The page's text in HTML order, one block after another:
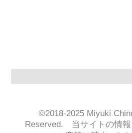
©2018-2025 Miyuki
Reserved. 当サイトの情